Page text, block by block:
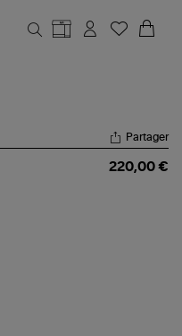
Partager
220,00 €